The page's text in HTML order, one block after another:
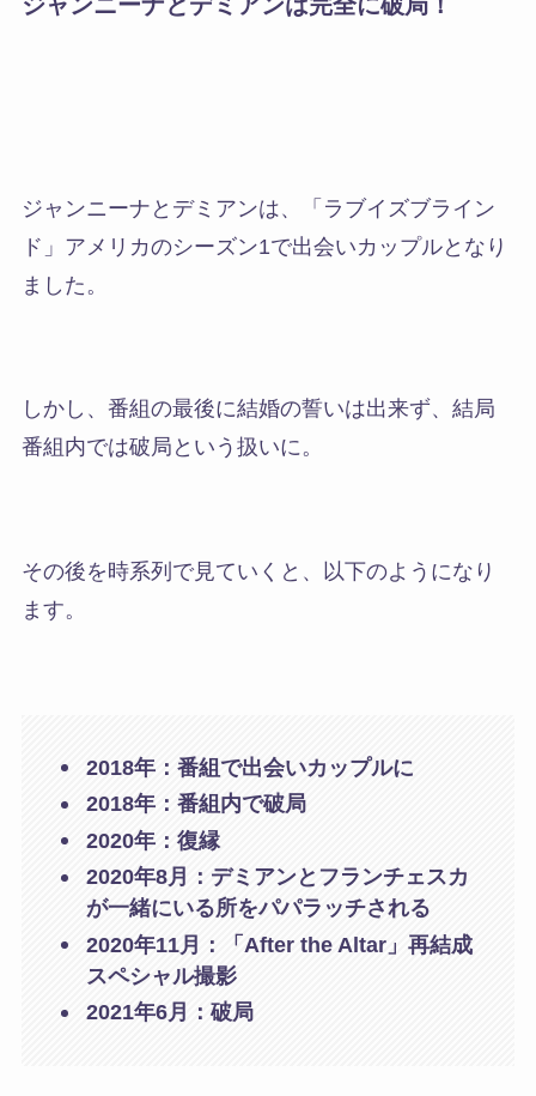
ジャンニーナとデミアンは完全に破局！
ジャンニーナとデミアンは、「ラブイズブライン
ド」アメリカのシーズン1で出会いカップルとなり
ました。
しかし、番組の最後に結婚の誓いは出来ず、結局
番組内では破局という扱いに。
その後を時系列で見ていくと、以下のようになり
ます。
2018年：番組で出会いカップルに
2018年：番組内で破局
2020年：復縁
2020年8月：デミアンとフランチェスカ
が一緒にいる所をパパラッチされる
2020年11月：「After the Altar」再結成
スペシャル撮影
2021年6月：破局